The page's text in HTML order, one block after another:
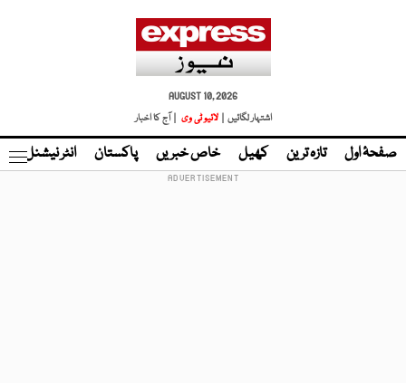
AUGUST 10, 2026
اشتہار لگائیں |
لائیو ٹی وی | آج کا اخبار
صفحۂ اول تازہ ترین کھیل خاص خبریں پاکستان انٹر نیشنل